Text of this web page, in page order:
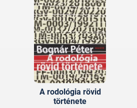
A rodológia rövid
története